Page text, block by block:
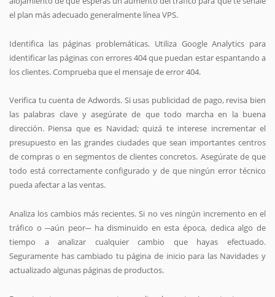
el plan más adecuado generalmente línea VPS.
Identifica las páginas problemáticas. Utiliza Google Analytics para
identificar las páginas con errores 404 que puedan estar espantando a
los clientes. Comprueba que el mensaje de error 404.
Verifica tu cuenta de Adwords. Si usas publicidad de pago, revisa bien
las palabras clave y asegúrate de que todo marcha en la buena
dirección. Piensa que es Navidad; quizá te interese incrementar el
presupuesto en las grandes ciudades que sean importantes centros
de compras o en segmentos de clientes concretos. Asegúrate de que
todo está correctamente configurado y de que ningún error técnico
pueda afectar a las ventas.
Analiza los cambios más recientes. Si no ves ningún incremento en el
tráfico o ─aún peor─ ha disminuido en esta época, dedica algo de
tiempo a analizar cualquier cambio que hayas efectuado.
Seguramente has cambiado tu página de inicio para las Navidades y
actualizado algunas páginas de productos.